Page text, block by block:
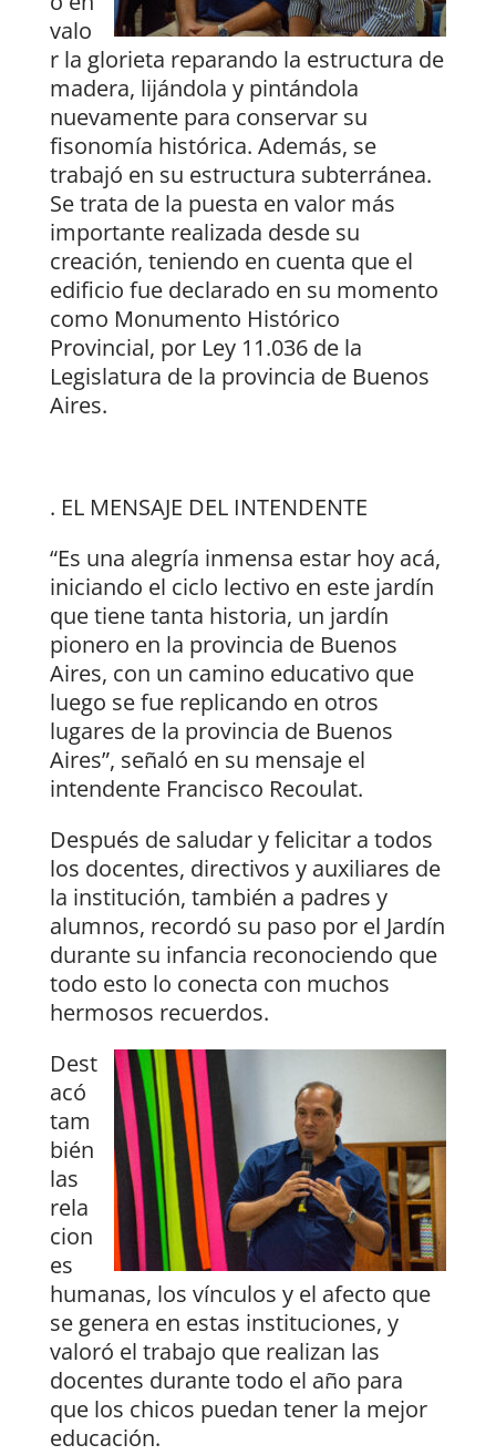
valo
r la glorieta reparando la estructura de
madera, lijándola y pintándola
nuevamente para conservar su
fisonomía histórica. Además, se
trabajó en su estructura subterránea.
Se trata de la puesta en valor más
importante realizada desde su
creación, teniendo en cuenta que el
edificio fue declarado en su momento
como Monumento Histórico
Provincial, por Ley 11.036 de la
Legislatura de la provincia de Buenos
Aires.
. EL MENSAJE DEL INTENDENTE
“Es una alegría inmensa estar hoy acá,
iniciando el ciclo lectivo en este jardín
que tiene tanta historia, un jardín
pionero en la provincia de Buenos
Aires, con un camino educativo que
luego se fue replicando en otros
lugares de la provincia de Buenos
Aires”, señaló en su mensaje el
intendente Francisco Recoulat.
Después de saludar y felicitar a todos
los docentes, directivos y auxiliares de
la institución, también a padres y
alumnos, recordó su paso por el Jardín
durante su infancia reconociendo que
todo esto lo conecta con muchos
hermosos recuerdos.
Dest
acó
tam
bién
las
rela
cion
es
humanas, los vínculos y el afecto que
se genera en estas instituciones, y
valoró el trabajo que realizan las
docentes durante todo el año para
que los chicos puedan tener la mejor
educación.